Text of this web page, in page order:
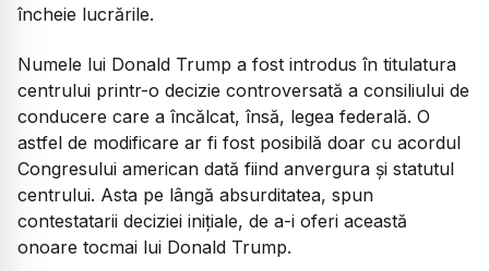
încheie lucrările.
Numele lui Donald Trump a fost introdus în titulatura
centrului printr-o decizie controversată a consiliului de
conducere care a încălcat, însă, legea federală. O
astfel de modificare ar fi fost posibilă doar cu acordul
Congresului american dată fiind anvergura și statutul
centrului. Asta pe lângă absurditatea, spun
contestatarii deciziei inițiale, de a-i oferi această
onoare tocmai lui Donald Trump.